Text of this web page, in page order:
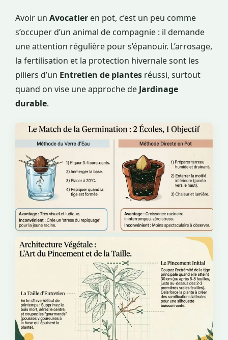
Avoir un Avocatier en pot, c’est un peu comme
s’occuper d’un animal de compagnie : il demande
une attention régulière pour s’épanouir. L’arrosage,
la fertilisation et la protection hivernale sont les
piliers d’un Entretien de plantes réussi, surtout
quand on vise une approche de Jardinage
durable.